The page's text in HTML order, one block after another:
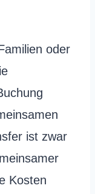
oder
ist zwar
Kosten